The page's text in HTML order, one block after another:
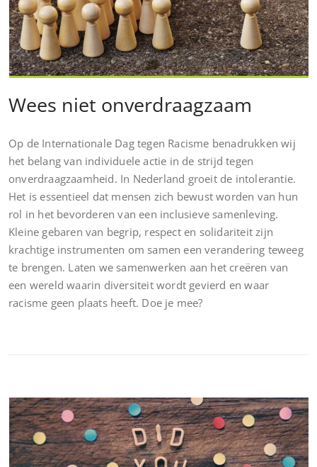
Wees niet onverdraagzaam
Op de Internationale Dag tegen Racisme benadrukken wij
het belang van individuele actie in de strijd tegen
onverdraagzaamheid. In Nederland groeit de intolerantie.
Het is essentieel dat mensen zich bewust worden van hun
rol in het bevorderen van een inclusieve samenleving.
Kleine gebaren van begrip, respect en solidariteit zijn
krachtige instrumenten om samen een verandering teweeg
te brengen. Laten we samenwerken aan het creëren van
een wereld waarin diversiteit wordt gevierd en waar
racisme geen plaats heeft. Doe je mee?